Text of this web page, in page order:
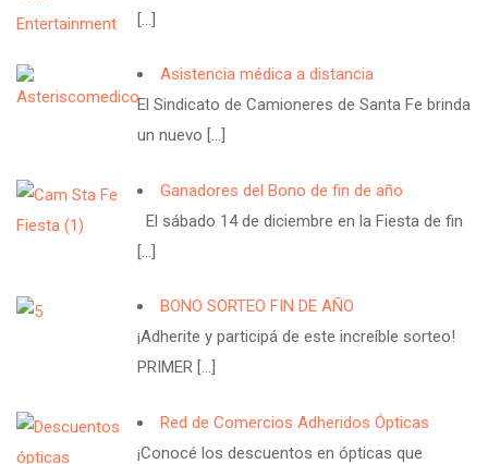
[…]
Asistencia médica a distancia
El Sindicato de Camioneres de Santa Fe brinda
un nuevo […]
Ganadores del Bono de fin de año
El sábado 14 de diciembre en la Fiesta de fin
[…]
BONO SORTEO FIN DE AÑO
¡Adherite y participá de este increíble sorteo!
PRIMER […]
Red de Comercios Adheridos Ópticas
¡Conocé los descuentos en ópticas que